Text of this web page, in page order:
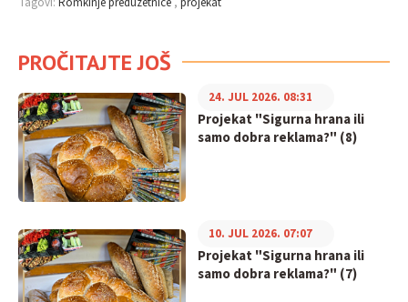
PROČITAJTE JOŠ
Projekat "Sigurna hrana ili
samo dobra reklama?" (8)
24. JUL 2026. 08:31
Projekat "Sigurna hrana ili
samo dobra reklama?" (7)
10. JUL 2026. 07:07